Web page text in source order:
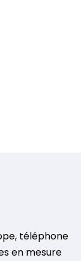
téléphone
en mesure